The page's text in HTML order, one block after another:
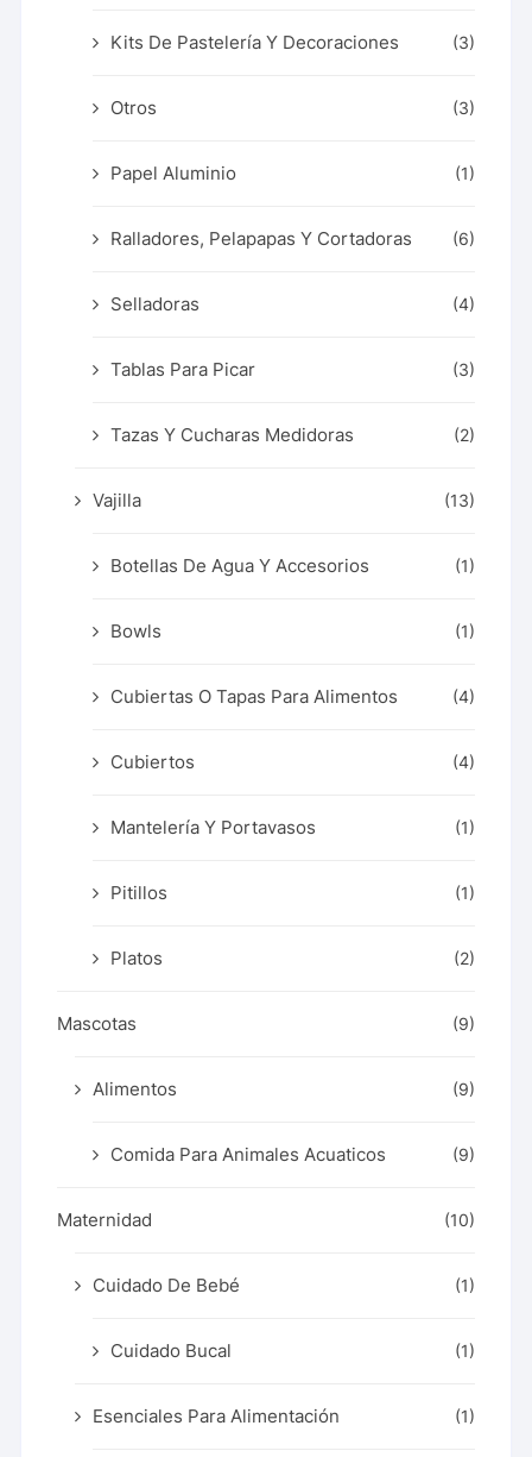
Kits De Pastelería Y Decoraciones (3)
Otros (3)
Papel Aluminio (1)
Ralladores, Pelapapas Y Cortadoras (6)
Selladoras (4)
Tablas Para Picar (3)
Tazas Y Cucharas Medidoras (2)
Vajilla (13)
Botellas De Agua Y Accesorios (1)
Bowls (1)
Cubiertas O Tapas Para Alimentos (4)
Cubiertos (4)
Mantelería Y Portavasos (1)
Pitillos (1)
Platos (2)
Mascotas (9)
Alimentos (9)
Comida Para Animales Acuaticos (9)
Maternidad (10)
Cuidado De Bebé (1)
Cuidado Bucal (1)
Esenciales Para Alimentación (1)